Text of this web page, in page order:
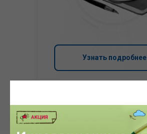
Узнать подробнее